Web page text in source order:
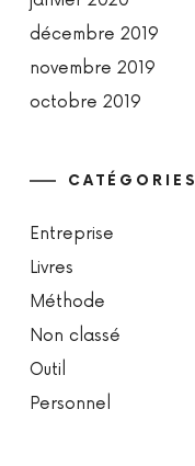
décembre 2019
novembre 2019
octobre 2019
CATÉGORIES
Entreprise
Livres
Méthode
Non classé
Outil
Personnel